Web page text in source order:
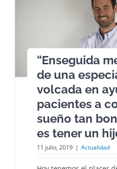
“Enseguida
de una
volcada en
pacientes a
sueño tan
es tener un
11 julio, 2019 | Actualidad